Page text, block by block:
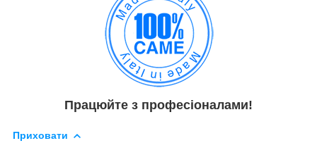
Працюйте з професіоналами!
Приховати